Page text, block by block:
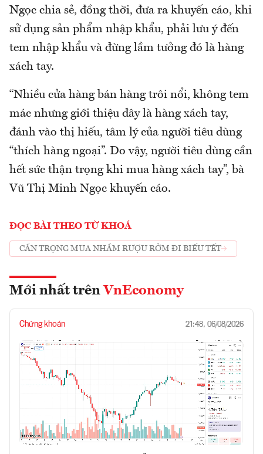
Ngọc chia sẻ, đồng thời, đưa ra khuyến cáo, khi
sử dụng sản phẩm nhập khẩu, phải lưu ý đến
tem nhập khẩu và đừng lầm tưởng đó là hàng
xách tay.
“Nhiều cửa hàng bán hàng trôi nổi, không tem
mác nhưng giới thiệu đây là hàng xách tay,
đánh vào thị hiếu, tâm lý của người tiêu dùng
“thích hàng ngoại”. Do vậy, người tiêu dùng cần
hết sức thận trọng khi mua hàng xách tay”, bà
Vũ Thị Minh Ngọc khuyến cáo.
ĐỌC BÀI THEO TỪ KHOÁ
CẨN TRỌNG MUA NHẦM RƯỢU RỞM ĐI BIẾU TẾT
Mới nhất trên VnEconomy
Chứng khoán 21:48, 06/08/2026